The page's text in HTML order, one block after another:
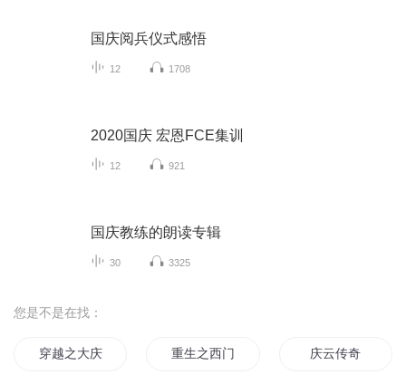
国庆阅兵仪式感悟
12 1708
2020国庆 宏恩FCE集训
12 921
国庆教练的朗读专辑
30 3325
您是不是在找：
穿越之大庆帝国 重生之西门庆 庆云传奇